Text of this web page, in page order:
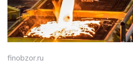
finobzor.ru